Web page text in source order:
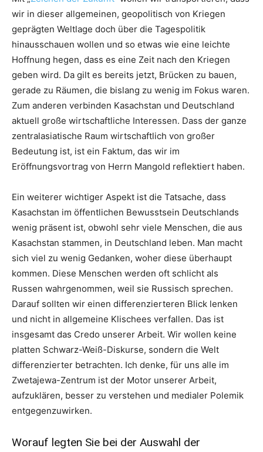
wir in dieser allgemeinen, geopolitisch von Kriegen
geprägten Weltlage doch über die Tagespolitik
hinausschauen wollen und so etwas wie eine leichte
Hoffnung hegen, dass es eine Zeit nach den Kriegen
geben wird. Da gilt es bereits jetzt, Brücken zu bauen,
gerade zu Räumen, die bislang zu wenig im Fokus waren.
Zum anderen verbinden Kasachstan und Deutschland
aktuell große wirtschaftliche Interessen. Dass der ganze
zentralasiatische Raum wirtschaftlich von großer
Bedeutung ist, ist ein Faktum, das wir im
Eröffnungsvortrag von Herrn Mangold reflektiert haben.
Ein weiterer wichtiger Aspekt ist die Tatsache, dass
Kasachstan im öffentlichen Bewusstsein Deutschlands
wenig präsent ist, obwohl sehr viele Menschen, die aus
Kasachstan stammen, in Deutschland leben. Man macht
sich viel zu wenig Gedanken, woher diese überhaupt
kommen. Diese Menschen werden oft schlicht als
Russen wahrgenommen, weil sie Russisch sprechen.
Darauf sollten wir einen differenzierteren Blick lenken
und nicht in allgemeine Klischees verfallen. Das ist
insgesamt das Credo unserer Arbeit. Wir wollen keine
platten Schwarz-Weiß-Diskurse, sondern die Welt
differenzierter betrachten. Ich denke, für uns alle im
Zwetajewa-Zentrum ist der Motor unserer Arbeit,
aufzuklären, besser zu verstehen und medialer Polemik
entgegenzuwirken.
Worauf legten Sie bei der Auswahl der